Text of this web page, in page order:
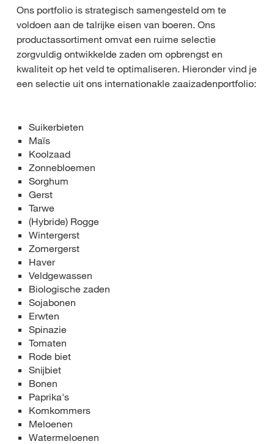
Ons portfolio is strategisch samengesteld om te
voldoen aan de talrijke eisen van boeren. Ons
productassortiment omvat een ruime selectie
zorgvuldig ontwikkelde zaden om opbrengst en
kwaliteit op het veld te optimaliseren. Hieronder vind je
een selectie uit ons internationakle zaaizadenportfolio:
Suikerbieten
Maïs
Koolzaad
Zonnebloemen
Sorghum
Gerst
Tarwe
(Hybride) Rogge
Wintergerst
Zomergerst
Haver
Veldgewassen
Biologische zaden
Sojabonen
Erwten
Spinazie
Tomaten
Rode biet
Snijbiet
Bonen
Paprika's
Komkommers
Meloenen
Watermeloenen